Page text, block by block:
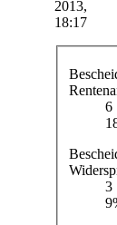
2013,
18:17
6
3